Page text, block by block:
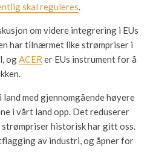
skal reguleres
om videre integrering i EUs
har tilnærmet like strømpriser i
og ACER er EUs instrument for å
med gjennomgående høyere
i vårt land opp. Det reduserer
historisk har gitt oss.
av industri, og åpner for